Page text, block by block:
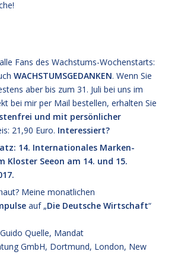
Fans des Wachstums-Wochenstarts:
WACHSTUMSGEDANKEN. Wenn Sie
aber bis zum 31. Juli bei uns im
bei mir per Mail bestellen, erhalten Sie
und mit persönlicher
21,90 Euro. Interessiert?
14. Internationales Marken-
Kloster Seeon am 14. und 15.
Meine monatlichen
auf „Die Deutsche Wirtschaft“
Quelle, Mandat
GmbH, Dortmund, London, New